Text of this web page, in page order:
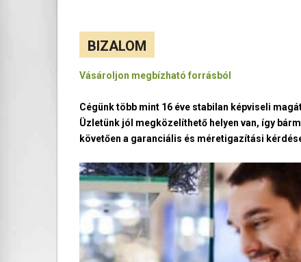
BIZALOM
Vásároljon megbízható forrásból
Cégünk több mint 16 éve stabilan képviseli
Üzletünk jól megközelíthető helyen van, így
követően a garanciális és méretigazítási